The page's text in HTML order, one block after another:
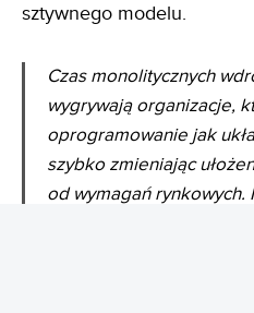
sztywnego modelu.
Czas monolitycznych
wygrywają organizacje,
oprogramowanie jak
szybko zmieniając
od wymagań rynkowych.